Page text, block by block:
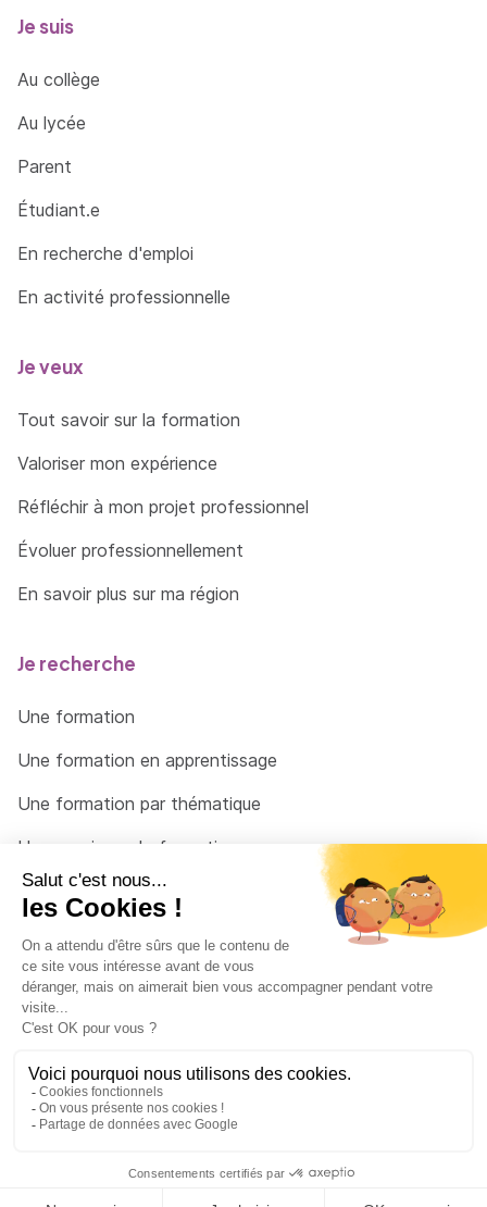
Je suis
Au collège
Au lycée
Parent
Étudiant.e
En recherche d'emploi
En activité professionnelle
Je veux
Tout savoir sur la formation
Valoriser mon expérience
Réfléchir à mon projet professionnel
Évoluer professionnellement
En savoir plus sur ma région
Je recherche
Une formation
Une formation en apprentissage
Une formation par thématique
Un organisme de formation
Un conseiller
Une solution pour raccrocher
© 2026 - Côté Formations - par Via Compétences
Menu Pied de page
Mentions Légales
Politique de confidentialité